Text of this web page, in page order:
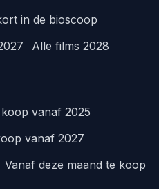
in de bioscoop
Alle films 2028
koop vanaf 2025
vanaf 2027
Vanaf deze maand te koop